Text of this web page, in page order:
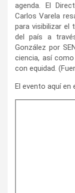
agenda. El
Carlos Varela
para visibilizar el
del país a
González por
ciencia, así
con equidad.
El evento aquí en